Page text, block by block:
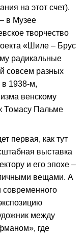
на этот счет).
в Музее
творчество
«Шиле – Брус
радикальные
совсем разных
1938-м,
венскому
Томасу Пальме
первая, как тут
выставка
и его эпохе –
вещами. А
современного
между
где